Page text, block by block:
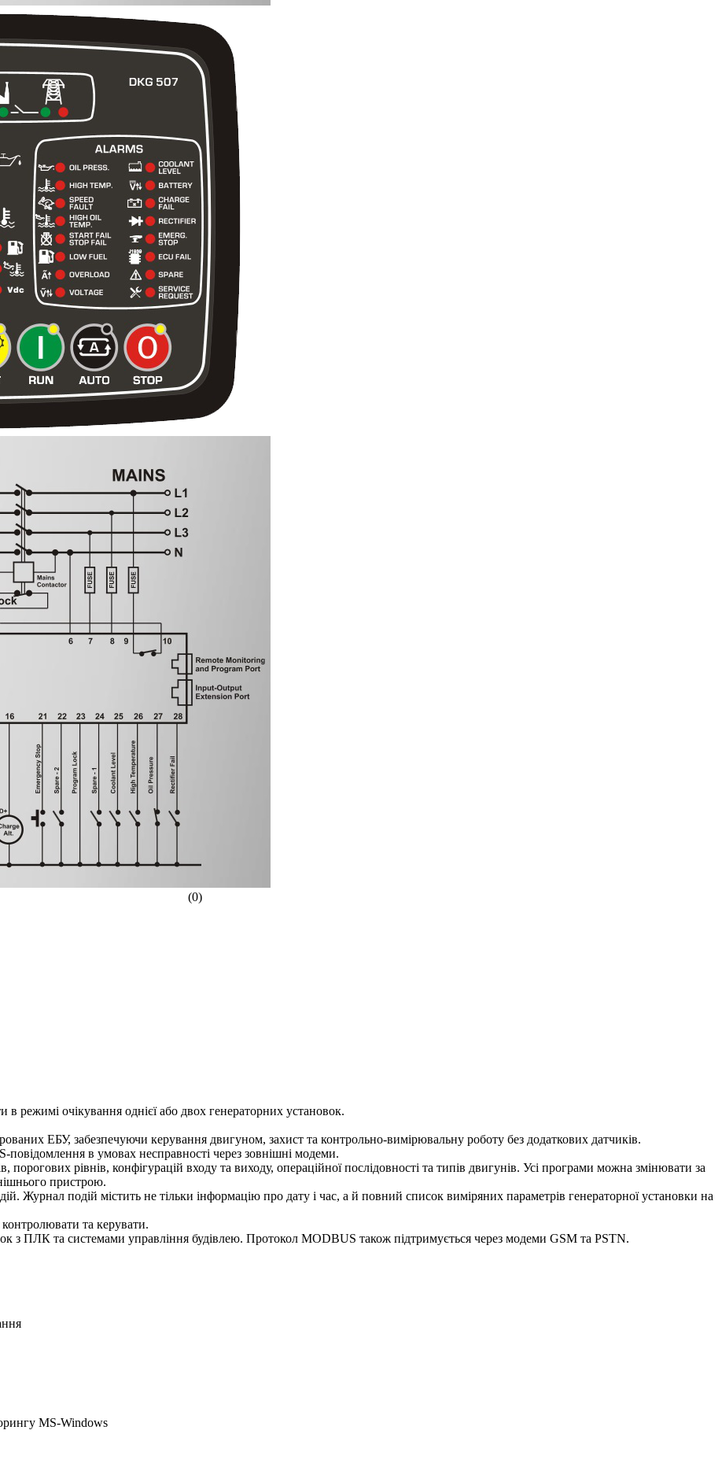
(0)
очікування однієї або двох генераторних установок.
ЕБУ, забезпечуючи керування двигуном, захист та контрольно-вимірювальну роботу без додаткових датчиків.
в умовах несправності через зовнішні модеми.
рівнів, конфігурацій входу та виходу, операційної послідовності та типів двигунів. Усі програми можна змінювати за
пристрою.
Журнал подій містить не тільки інформацію про дату і час, а й повний список виміряних параметрів генераторної установки на
та керувати.
з ПЛК та системами управління будівлею. Протокол MODBUS також підтримується через модеми GSM та PSTN.
MS-Windows